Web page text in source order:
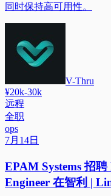
同时保持高可用性。
V-Thru
¥20k-30k
远程
全职
ops
7月14日
EPAM Systems 招
Engineer 在智利 |